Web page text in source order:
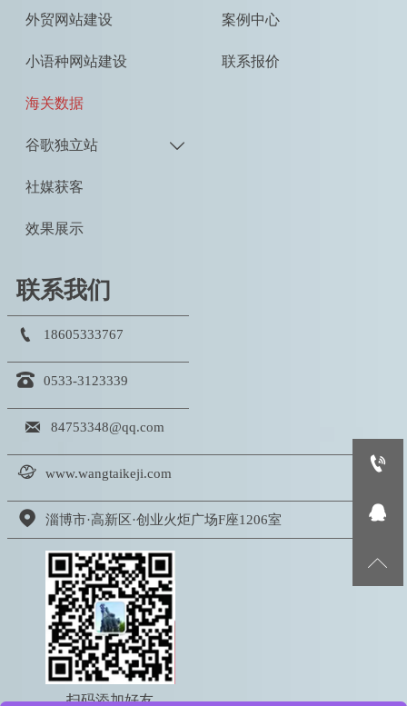
外贸网站建设
小语种网站建设
海关数据
谷歌独立站 
社媒获客
效果展示
案例中心
联系报价
联系我们
 18605333767
 0533-3123339
 84753348@qq.com
 www.wangtaikeji.com
 淄博市·高新区·创业火炬广场F座1206室
扫码添加好友


